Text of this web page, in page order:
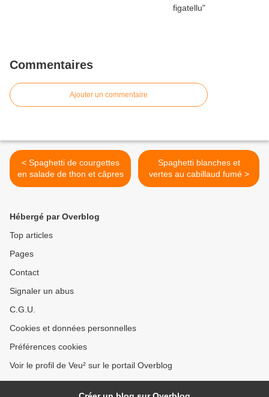
Commentaires
Ajouter un commentaire
< Spaghetti de courgettes
en salade de thon et câpres
Spaghetti blanches et
vertes au cabillaud fumé >
Hébergé par Overblog
Top articles
Pages
Contact
Signaler un abus
C.G.U.
Cookies et données personnelles
Préférences cookies
Voir le profil de Veu² sur le portail Overblog